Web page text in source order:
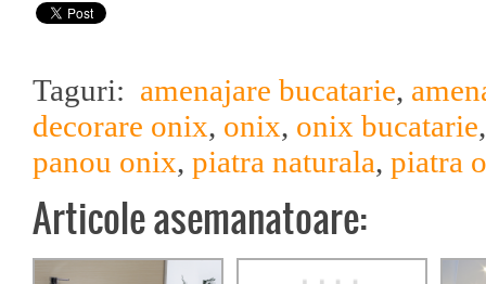
Taguri: amenajare bucatarie,
decorare onix, onix, onix bucatarie
panou onix, piatra naturala, piatra
Articole asemanatoare: